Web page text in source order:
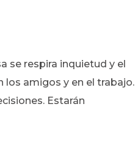
se respira inquietud y el
los amigos y en el trabajo.
Estarán